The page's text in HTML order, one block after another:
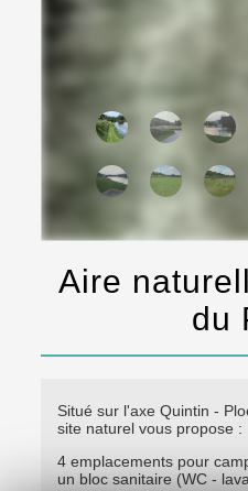
Aire
du
Situé sur l'axe Quintin -
site naturel vous propose :
4 emplacements pour
un bloc sanitaire (WC -